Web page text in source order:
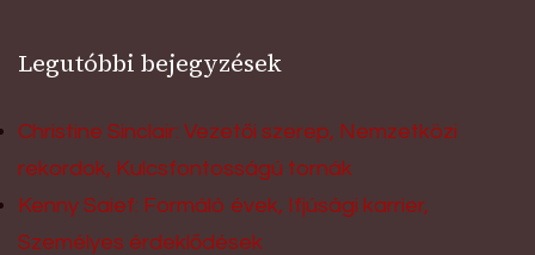
Legutóbbi bejegyzések
Christine Sinclair: Vezetői szerep, Nemzetközi
rekordok, Kulcsfontosságú tornák
Kenny Saief: Formáló évek, Ifjúsági karrier,
Személyes érdeklődések